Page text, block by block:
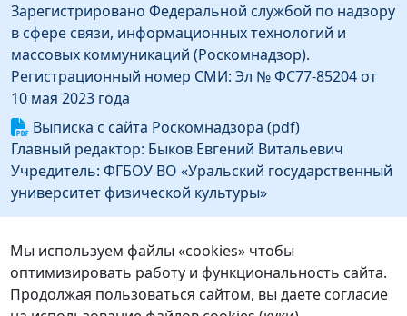
Зарегистрировано Федеральной службой по надзору
в сфере связи, информационных технологий и
массовых коммуникаций (Роскомнадзор).
Регистрационный номер СМИ: Эл № ФС77-85204 от
10 мая 2023 года
Выписка с сайта Роскомнадзора (pdf)
Главный редактор: Быков Евгений Витальевич
Учредитель: ФГБОУ ВО «Уральский государственный
университет физической культуры»
Информация об издателе
Издатель: Федеральное государственное бюджетное
образовательное учреждение высшего образования
«Уральский государственный университет
физической культуры»
Мы используем файлы «cookies» чтобы
оптимизировать работу и функциональность сайта.
Продолжая пользоваться сайтом, вы даете согласие